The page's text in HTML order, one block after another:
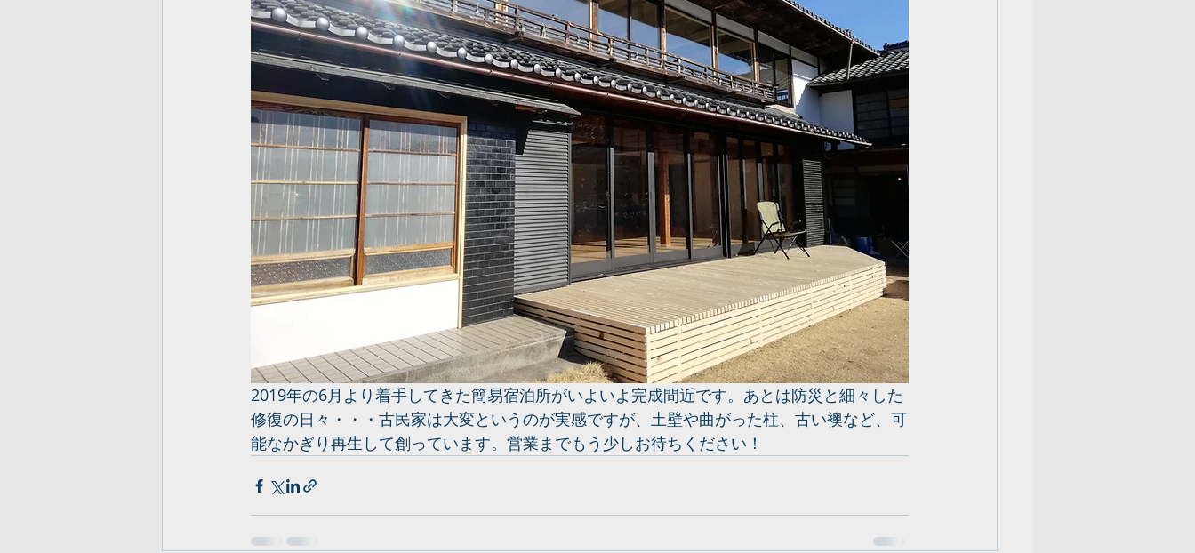
2019年の6月より着手してきた簡易宿泊所がいよいよ完成間近です。あとは防災と細々した
修復の日々・・・古民家は大変というのが実感ですが、土壁や曲がった柱、古い襖など、可
能なかぎり再生して創っています。営業までもう少しお待ちください！